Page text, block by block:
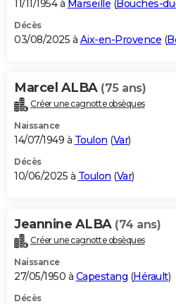
11/11/1954 à Marseille (Bouches-
Décès
03/08/2025 à Aix-en-Provence (
Marcel ALBA (75 ans)
Créer une cagnotte obsèques
Naissance
14/07/1949 à Toulon (Var)
Décès
10/06/2025 à Toulon (Var)
Jeannine ALBA (74 ans)
Créer une cagnotte obsèques
Naissance
27/05/1950 à Capestang (Hérault)
Décès